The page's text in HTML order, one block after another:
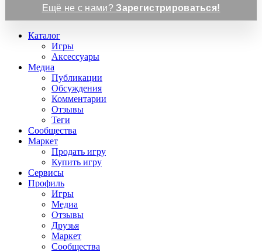
Ещё не с нами?Зарегистрироваться!
Каталог
Игры
Аксессуары
Медиа
Публикации
Обсуждения
Комментарии
Отзывы
Теги
Сообщества
Маркет
Продать игру
Купить игру
Сервисы
Профиль
Игры
Медиа
Отзывы
Друзья
Маркет
Сообщества